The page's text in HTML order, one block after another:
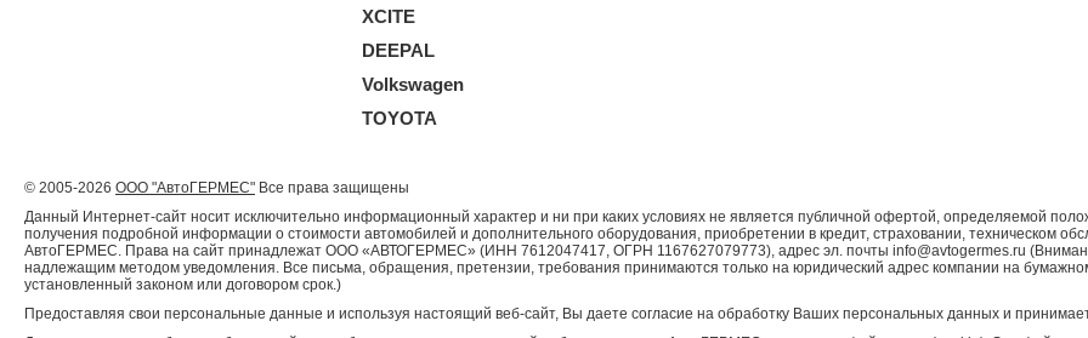
XCITE
DEEPAL
Volkswagen
TOYOTA
© 2005-2026 ООО "АвтоГЕРМЕС" Все права защищены
Данный Интернет-сайт носит исключительно информационный характер и ни при каких условиях не является публичной офертой, определяемой
получения подробной информации о стоимости автомобилей и дополнительного оборудования, приобретении в кредит, страховании, техническом
АвтоГЕРМЕС. Права на сайт принадлежат ООО «АВТОГЕРМЕС» (ИНН 7612047417, ОГРН 1167627079773), адрес эл. почты info@avtogermes.ru
надлежащим методом уведомления. Все письма, обращения, претензии, требования принимаются только на юридический адрес компании на
установленный законом или договором срок.)
Предоставляя свои персональные данные и используя настоящий веб-сайт, Вы даете согласие на обработку Ваших персональных данных и